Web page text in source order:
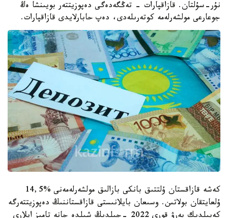
نۇر-سۇلتان. قازاقپارات - تەڭگەدەگى دەپوزيتتەر بويىنشا ەڭ
جوعارعى مولشەرلەمە كوتەرىلەدى، دەپ حابارلايدى قازاقپارات.
كەشە قازاقستان ۇلتتىق بانكى بازالىق مولشەرلەمەنى %14,5
ۇلعايتقان بولاتىن. وسىعان بايلانىستى قازاقستاننىڭ دەپوزيتتەرگە